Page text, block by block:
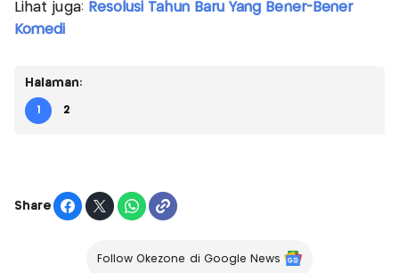
Lihat juga: Resolusi Tahun Baru Yang Bener-Bener
Komedi
Halaman:
1 2
Share
Follow Okezone di Google News